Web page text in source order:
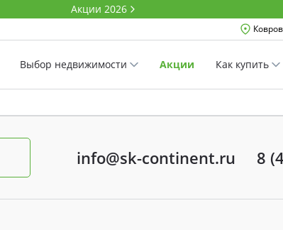
Акции 2026
Ковров
Выбор недвижимости Акции Как купить
info@sk-continent.ru 8